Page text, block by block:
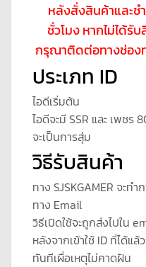
หลังสั่งสินค้าและชำ
ชั่วโมง หากไม่ได้
กรุณาติดต่อทางช่อง
ประเภท ID
ไอดีเริ่มต้น
ไอดีจะมี SSR และ เพช
จะเป็นการสุ่ม
วิธีรับสินค้า
ทาง SJSKGAMER จะท
ทาง Email
วิธีเปิดใช้จะถูกส่งไปใน
หลังจากเข้าใช้ ID ที่ได้แ
ทันทีเผื่อเหตุไม่คาดฝัน